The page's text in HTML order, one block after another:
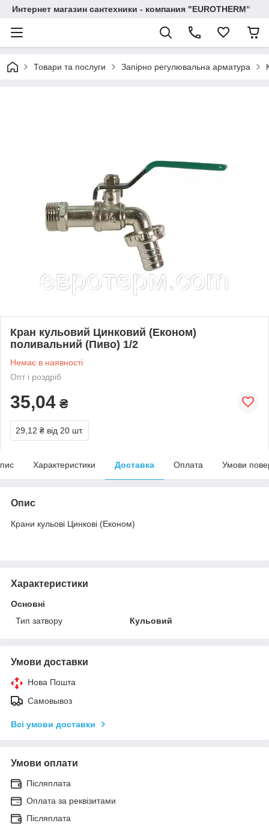
Интернет магазин сантехники - компания "EUROTHERM"
Товари та послуги Запірно регулювальна арматура
Кран кульовий Цинковий (Економ)
поливальний (Пиво) 1/2
Немає в наявності
Опт і роздріб
35,04 ₴
29,12 ₴ від 20 шт.
Характеристики Доставка Оплата Умови
Опис
Крани кульові Цинкові (Економ)
Характеристики
Основні
Тип затвору
Кульовий
Умови доставки
Нова Пошта
Самовывоз
Всі умови доставки
Умови оплати
Післяплата
Оплата за реквізитами
Післяплата